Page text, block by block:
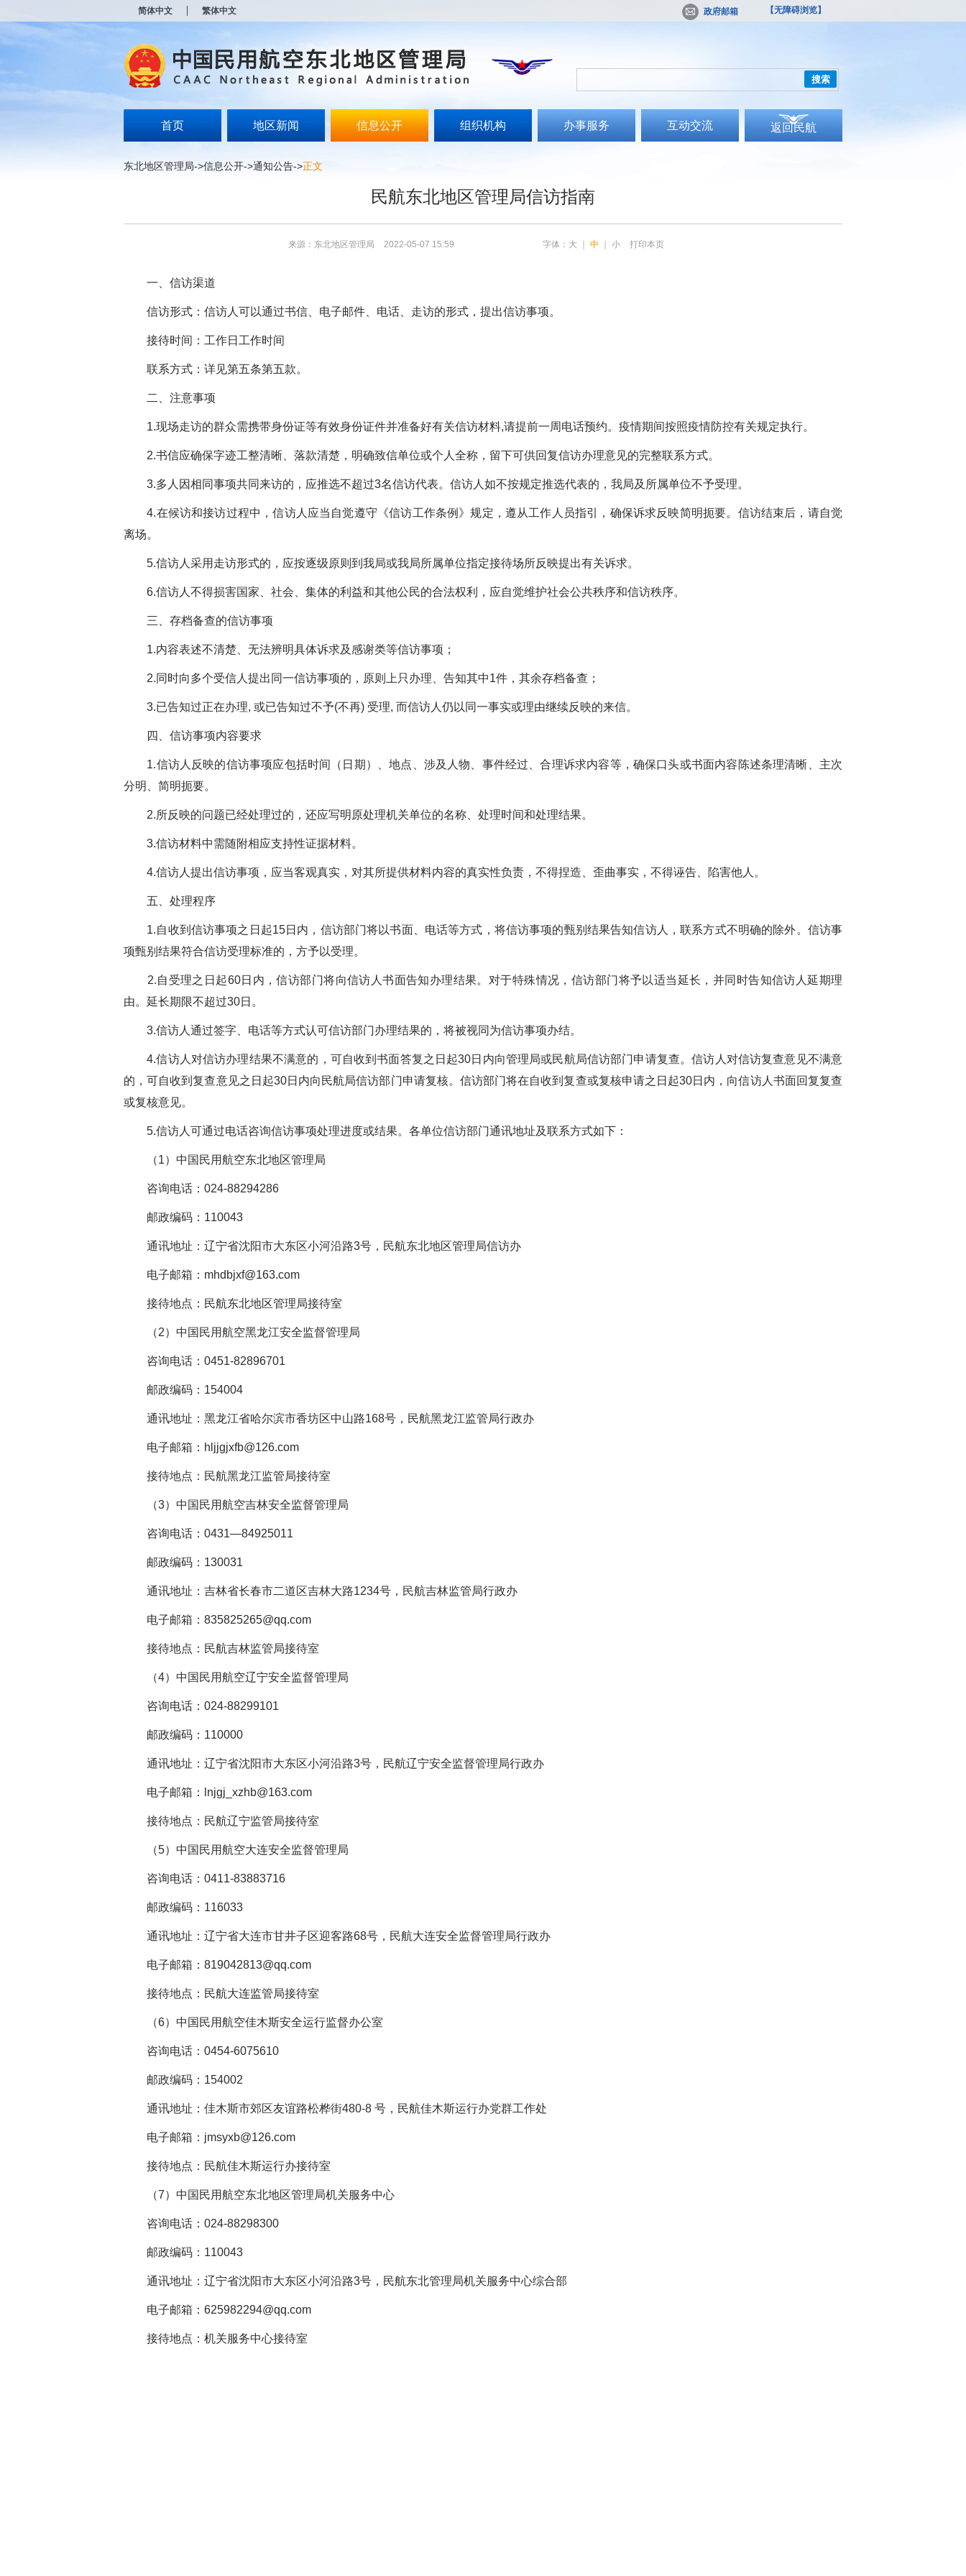
简体中文 繁体中文 政府邮箱 【无障碍浏览】
搜索
首页 地区新闻 信息公开 组织机构 办事服务 互动交流 返回民航
东北地区管理局->信息公开->通知公告->正文
民航东北地区管理局信访指南
来源：东北地区管理局 2022-05-07 15:59 字体： 大 中 小 打印本页
一、信访渠道
信访形式：信访人可以通过书信、电子邮件、电话、走访的形式，提出信访事项。
接待时间：工作日工作时间
联系方式：详见第五条第五款。
二、注意事项
1.现场走访的群众需携带身份证等有效身份证件并准备好有关信访材料,请提前一周电话预约。疫情期间按照疫情防控有关规定执行。
2.书信应确保字迹工整清晰、落款清楚，明确致信单位或个人全称，留下可供回复信访办理意见的完整联系方式。
3.多人因相同事项共同来访的，应推选不超过3名信访代表。信访人如不按规定推选代表的，我局及所属单位不予受理。
4.在候访和接访过程中，信访人应当自觉遵守《信访工作条例》规定，遵从工作人员指引，确保诉求反映简明扼要。信访结束后，请自觉
离场。
5.信访人采用走访形式的，应按逐级原则到我局或我局所属单位指定接待场所反映提出有关诉求。
6.信访人不得损害国家、社会、集体的利益和其他公民的合法权利，应自觉维护社会公共秩序和信访秩序。
三、存档备查的信访事项
1.内容表述不清楚、无法辨明具体诉求及感谢类等信访事项；
2.同时向多个受信人提出同一信访事项的，原则上只办理、告知其中1件，其余存档备查；
3.已告知过正在办理, 或已告知过不予(不再) 受理, 而信访人仍以同一事实或理由继续反映的来信。
四、信访事项内容要求
1.信访人反映的信访事项应包括时间（日期）、地点、涉及人物、事件经过、合理诉求内容等，确保口头或书面内容陈述条理清晰、主次
分明、简明扼要。
2.所反映的问题已经处理过的，还应写明原处理机关单位的名称、处理时间和处理结果。
3.信访材料中需随附相应支持性证据材料。
4.信访人提出信访事项，应当客观真实，对其所提供材料内容的真实性负责，不得捏造、歪曲事实，不得诬告、陷害他人。
五、处理程序
1.自收到信访事项之日起15日内，信访部门将以书面、电话等方式，将信访事项的甄别结果告知信访人，联系方式不明确的除外。信访事
项甄别结果符合信访受理标准的，方予以受理。
2.自受理之日起60日内，信访部门将向信访人书面告知办理结果。对于特殊情况，信访部门将予以适当延长，并同时告知信访人延期理
由。延长期限不超过30日。
3.信访人通过签字、电话等方式认可信访部门办理结果的，将被视同为信访事项办结。
4.信访人对信访办理结果不满意的，可自收到书面答复之日起30日内向管理局或民航局信访部门申请复查。信访人对信访复查意见不满意
的，可自收到复查意见之日起30日内向民航局信访部门申请复核。信访部门将在自收到复查或复核申请之日起30日内，向信访人书面回复复查
或复核意见。
5.信访人可通过电话咨询信访事项处理进度或结果。各单位信访部门通讯地址及联系方式如下：
（1）中国民用航空东北地区管理局
咨询电话：024-88294286
邮政编码：110043
通讯地址：辽宁省沈阳市大东区小河沿路3号，民航东北地区管理局信访办
电子邮箱：mhdbjxf@163.com
接待地点：民航东北地区管理局接待室
（2）中国民用航空黑龙江安全监督管理局
咨询电话：0451-82896701
邮政编码：154004
通讯地址：黑龙江省哈尔滨市香坊区中山路168号，民航黑龙江监管局行政办
电子邮箱：hljjgjxfb@126.com
接待地点：民航黑龙江监管局接待室
（3）中国民用航空吉林安全监督管理局
咨询电话：0431—84925011
邮政编码：130031
通讯地址：吉林省长春市二道区吉林大路1234号，民航吉林监管局行政办
电子邮箱：835825265@qq.com
接待地点：民航吉林监管局接待室
（4）中国民用航空辽宁安全监督管理局
咨询电话：024-88299101
邮政编码：110000
通讯地址：辽宁省沈阳市大东区小河沿路3号，民航辽宁安全监督管理局行政办
电子邮箱：lnjgj_xzhb@163.com
接待地点：民航辽宁监管局接待室
（5）中国民用航空大连安全监督管理局
咨询电话：0411-83883716
邮政编码：116033
通讯地址：辽宁省大连市甘井子区迎客路68号，民航大连安全监督管理局行政办
电子邮箱：819042813@qq.com
接待地点：民航大连监管局接待室
（6）中国民用航空佳木斯安全运行监督办公室
咨询电话：0454-6075610
邮政编码：154002
通讯地址：佳木斯市郊区友谊路松桦街480-8 号，民航佳木斯运行办党群工作处
电子邮箱：jmsyxb@126.com
接待地点：民航佳木斯运行办接待室
（7）中国民用航空东北地区管理局机关服务中心
咨询电话：024-88298300
邮政编码：110043
通讯地址：辽宁省沈阳市大东区小河沿路3号，民航东北管理局机关服务中心综合部
电子邮箱：625982294@qq.com
接待地点：机关服务中心接待室
打
无
障